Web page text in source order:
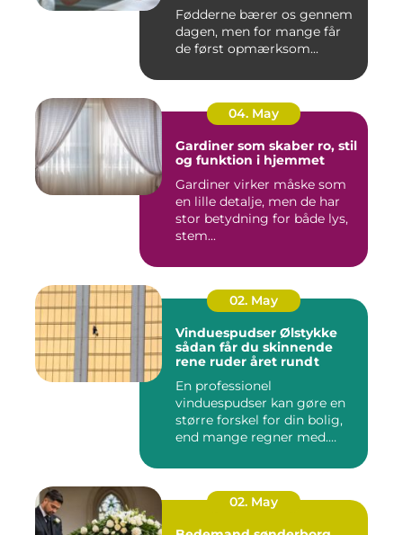
Fødderne bærer os gennem
dagen, men for mange får
de først opmærksom...
04. May
Gardiner som skaber ro, stil
og funktion i hjemmet
Gardiner virker måske som
en lille detalje, men de har
stor betydning for både lys,
stem...
02. May
Vinduespudser Ølstykke
sådan får du skinnende
rene ruder året rundt
En professionel
vinduespudser kan gøre en
større forskel for din bolig,
end mange regner med.
02. May